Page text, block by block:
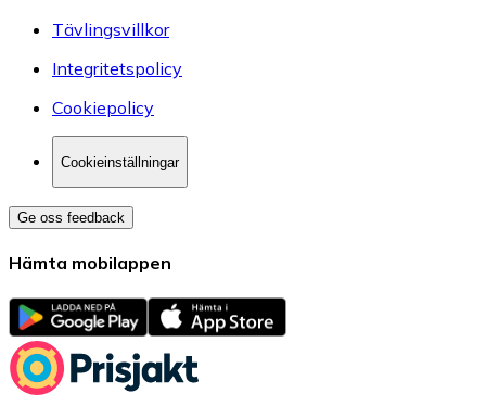
Tävlingsvillkor
Integritetspolicy
Cookiepolicy
Cookieinställningar
Ge oss feedback
Hämta mobilappen